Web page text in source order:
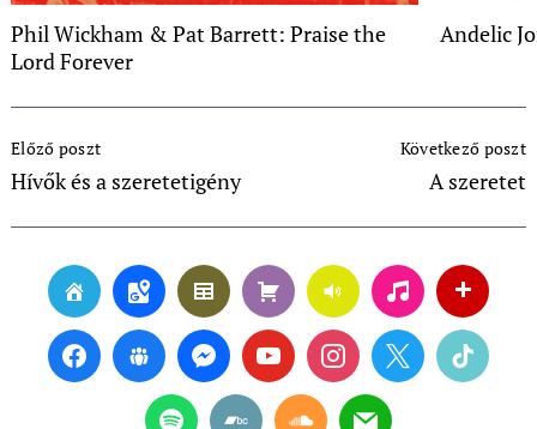
Phil Wickham & Pat Barrett: Praise the
Lord Forever
Andelic
Navigation
Előző poszt
Hívők és a szeretetigény
Következő poszt
A szeretet